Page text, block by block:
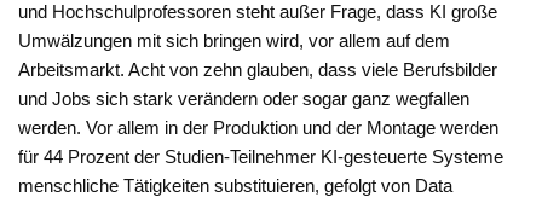
und Hochschulprofessoren steht außer Frage, dass KI große
Umwälzungen mit sich bringen wird, vor allem auf dem
Arbeitsmarkt. Acht von zehn glauben, dass viele Berufsbilder
und Jobs sich stark verändern oder sogar ganz wegfallen
werden. Vor allem in der Produktion und der Montage werden
für 44 Prozent der Studien-Teilnehmer KI-gesteuerte Systeme
menschliche Tätigkeiten substituieren, gefolgt von Data